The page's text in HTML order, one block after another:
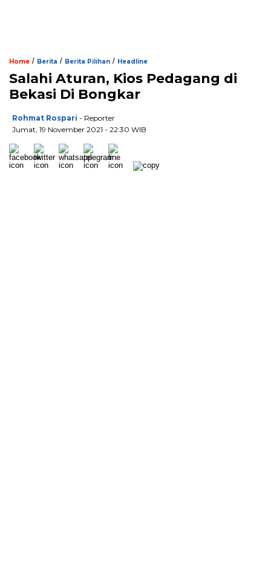
Home / Berita / Berita Pilihan / Headline
Salahi Aturan, Kios Pedagang di
Bekasi Di Bongkar
Rohmat Rospari - Reporter
Jumat, 19 November 2021 - 22:30 WIB